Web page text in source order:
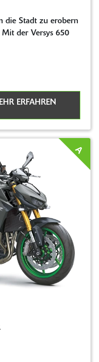
die Stadt zu erobern
der Versys 650
ERFAHREN
A